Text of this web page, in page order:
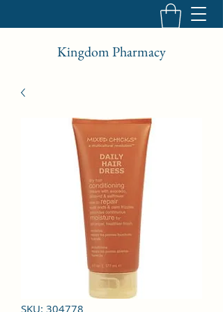
Kingdom Pharmacy
SKU: 304778